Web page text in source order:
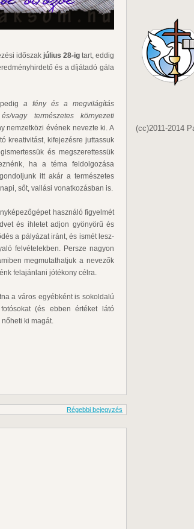
időszak július 28-igtart, eddig
és a díjátadó gála
a fény és a megvilágítás
vagy természetes környezeti
nemzetközi évének nevezte ki. A
kreativitást, kifejezésre juttassuk
és megszerettessük
ha a téma feldolgozása
itt akár a természetes
sőt, vallási vonatkozásban is.
használó figyelmét
és ihletet adjon gyönyörű és
a pályázat iránt, és ismét lesz-
felvételekben. Persze nagyon
megmutathatjuk a nevezők
felajánlani jótékony célra.
a város egyébként is sokoldalú
(és ebben értéket látó
ki magát.
Régebbi bejegyzés
(cc)2011-2014